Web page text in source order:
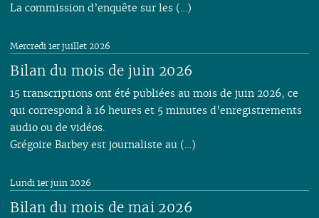
La commission d’enquête sur les (…)
Bilan du mois de juin 2026
Mercredi 1er juillet 2026
15 transcriptions ont été publiées au mois de juin 2026, ce
qui correspond à 16 heures et 5 minutes d’enregistrements
audio ou de vidéos.
Grégoire Barbey est journaliste au (…)
Bilan du mois de mai 2026
Lundi 1er juin 2026